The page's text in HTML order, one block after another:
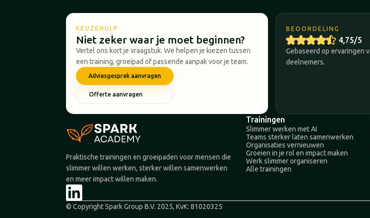
KEUZEHULP
Niet zeker waar je moet beginnen?
Vertel ons kort je vraagstuk. We helpen je kiezen tussen
een training, groeipad of passende aanpak voor je team.
Adviesgesprek aanvragen
Offerte aanvragen
BEOORDELING
4,75/5
Gebaseerd op ervaringen
deelnemers.
Praktische trainingen en groeipaden voor mensen die
slimmer willen werken, sterker willen samenwerken
en meer impact willen maken.
Trainingen
Slimmer werken met AI
Teams sterker laten samenwerken
Organisaties vernieuwen
Groeien in je rol en impact maken
Werk slimmer organiseren
Alle trainingen
© Copyright Spark Group B.V. 2025, KvK: 81020325